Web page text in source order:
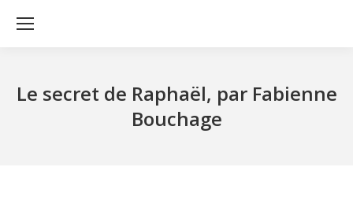
Le secret de Raphaël, par Fabienne
Bouchage